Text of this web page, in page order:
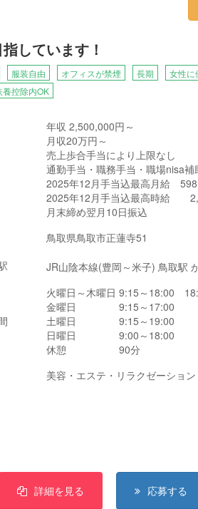
しています！
服装自由 オフィスが禁煙 長期 女性に
養控除内OK
年収 2,500,000円～
月収20万円～
売上歩合手当により上限なし
通勤手当・職務手当・職場nisa補
2025年12月手当込最高月給
2025年12月手当込最高時給
月末締め翌月10日振込
鳥取県鳥取市正蓮寺51
JR山陰本線(豊岡～米子) 鳥取駅
火曜日～木曜日 9:15～18:00
金曜日 9:15～17:00
土曜日 9:15～19:00
日曜日 9:00～18:00
休憩 90分
美容・エステ・リラクゼーショ
詳細を見る 応募する